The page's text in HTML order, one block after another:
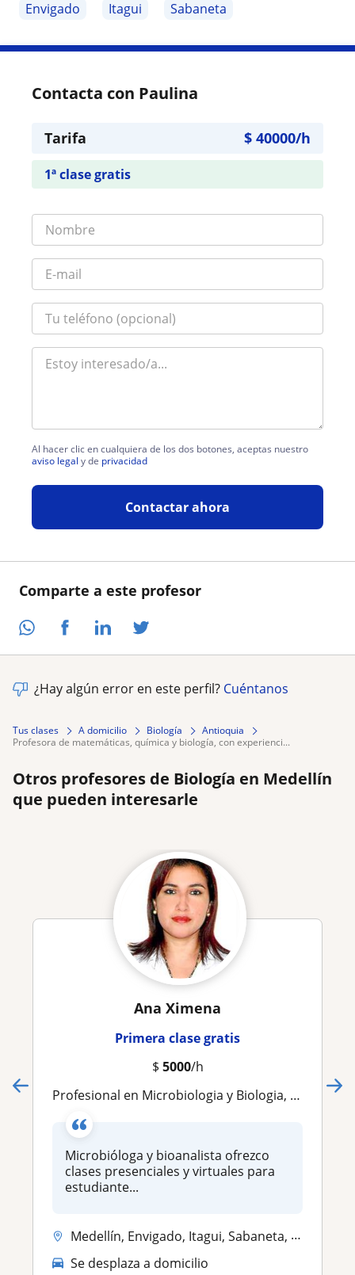
Comparte a este profesor
Envigado Itagui Sabaneta
Contacta con Paulina
Tarifa $ 40000/h
1ª clase gratis
Al hacer clic en cualquiera de los dos botones, aceptas nuestro
aviso legal y de privacidad
Contactar ahora
¿Hay algún error en este perfil? Cuéntanos
Tus clases A domicilio Biología
Antioquia
profesora de matemáticas, química y biología, con experienci...
Otros profesores de Biología en Medellín
que pueden interesarle
Ana Ximena
Primera clase gratis
$ 5000/h
Profesional en Microbiologia y Biologia, clase presencial y virtual
Microbióloga y bioanalista ofrezco
clases presenciales y virtuales para
estudiante...
Medellín, Envigado, Itagui, Sabaneta, Copacabana
Se desplaza a domicilio